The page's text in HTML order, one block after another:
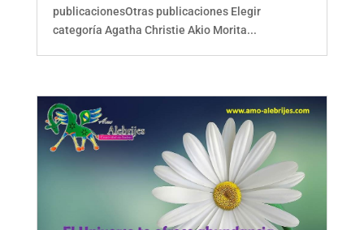
publicacionesOtras publicaciones Elegir
categoría Agatha Christie Akio Morita...